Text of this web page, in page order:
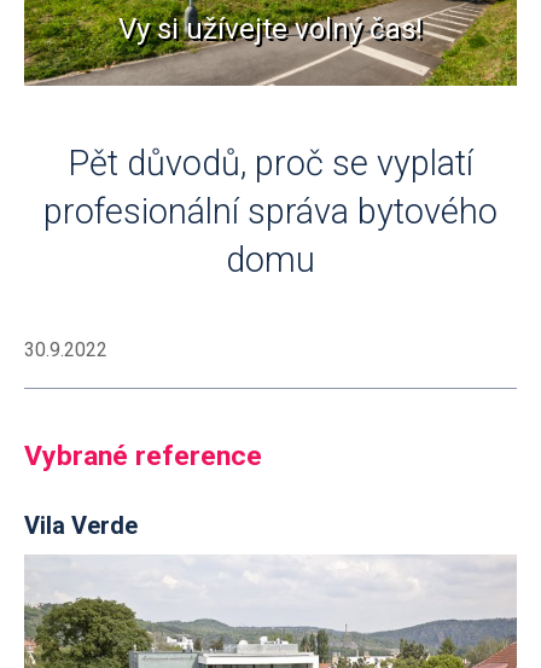
Vy si užívejte volný čas!
Pět důvodů, proč se vyplatí
profesionální správa bytového
domu
30.9.2022
Vybrané reference
Vila Verde